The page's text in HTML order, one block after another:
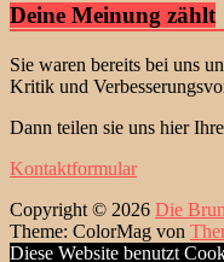
Deine Meinung zählt
Sie waren bereits bei uns
Kritik und
Dann teilen sie uns hier
Kontaktformular
Copyright © 2026 Die
Theme: ColorMag von
Diese Website benutzt